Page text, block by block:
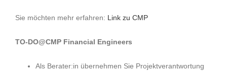
Sie möchten mehr erfahren: Link zu CMP
TO-DO@CMP Financial Engineers
Als Berater:in übernehmen Sie Projektverantwortung